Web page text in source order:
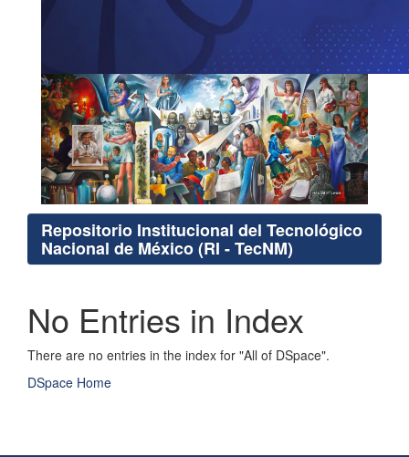
Repositorio Institucional del Tecnológico
Nacional de México (RI - TecNM)
No Entries in Index
There are no entries in the index for "All of DSpace".
DSpace Home